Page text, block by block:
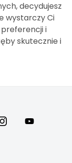
decydujesz
wystarczy Ci
preferencji i
skutecznie i